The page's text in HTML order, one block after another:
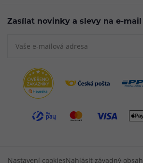
Zasílat novinky a slevy na e-mail
Nastavení cookiesNahlásit závadný obsah